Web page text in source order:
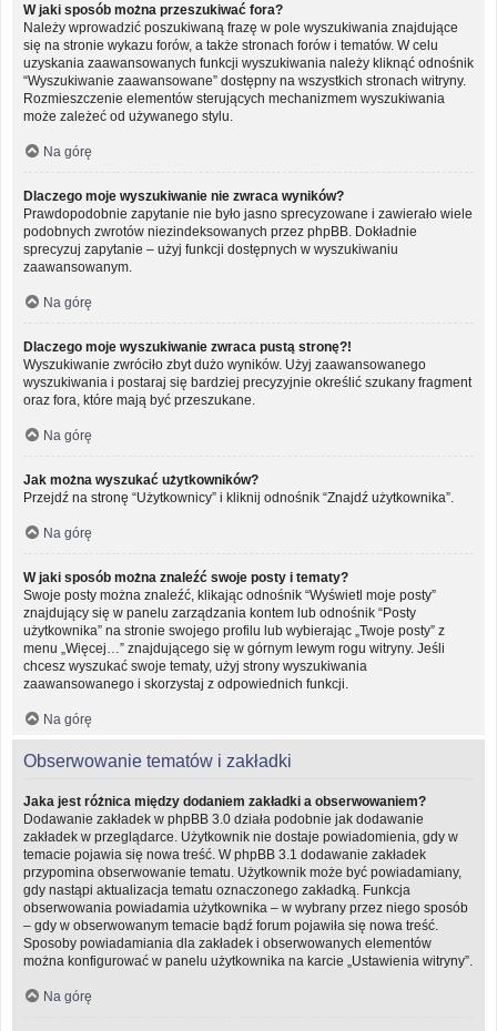
W jaki sposób można przeszukiwać fora?
Należy wprowadzić poszukiwaną frazę w pole wyszukiwania znajdujące
się na stronie wykazu forów, a także stronach forów i tematów. W celu
uzyskania zaawansowanych funkcji wyszukiwania należy kliknąć odnośnik
“Wyszukiwanie zaawansowane” dostępny na wszystkich stronach witryny.
Rozmieszczenie elementów sterujących mechanizmem wyszukiwania
może zależeć od używanego stylu.
Na górę
Dlaczego moje wyszukiwanie nie zwraca wyników?
Prawdopodobnie zapytanie nie było jasno sprecyzowane i zawierało wiele
podobnych zwrotów niezindeksowanych przez phpBB. Dokładnie
sprecyzuj zapytanie – użyj funkcji dostępnych w wyszukiwaniu
zaawansowanym.
Na górę
Dlaczego moje wyszukiwanie zwraca pustą stronę?!
Wyszukiwanie zwróciło zbyt dużo wyników. Użyj zaawansowanego
wyszukiwania i postaraj się bardziej precyzyjnie określić szukany fragment
oraz fora, które mają być przeszukane.
Na górę
Jak można wyszukać użytkowników?
Przejdź na stronę “Użytkownicy” i kliknij odnośnik “Znajdź użytkownika”.
Na górę
W jaki sposób można znaleźć swoje posty i tematy?
Swoje posty można znaleźć, klikając odnośnik “Wyświetl moje posty”
znajdujący się w panelu zarządzania kontem lub odnośnik “Posty
użytkownika” na stronie swojego profilu lub wybierając „Twoje posty” z
menu „Więcej…” znajdującego się w górnym lewym rogu witryny. Jeśli
chcesz wyszukać swoje tematy, użyj strony wyszukiwania
zaawansowanego i skorzystaj z odpowiednich funkcji.
Na górę
Obserwowanie tematów i zakładki
Jaka jest różnica między dodaniem zakładki a obserwowaniem?
Dodawanie zakładek w phpBB 3.0 działa podobnie jak dodawanie
zakładek w przeglądarce. Użytkownik nie dostaje powiadomienia, gdy w
temacie pojawia się nowa treść. W phpBB 3.1 dodawanie zakładek
przypomina obserwowanie tematu. Użytkownik może być powiadamiany,
gdy nastąpi aktualizacja tematu oznaczonego zakładką. Funkcja
obserwowania powiadamia użytkownika – w wybrany przez niego sposób
– gdy w obserwowanym temacie bądź forum pojawiła się nowa treść.
Sposoby powiadamiania dla zakładek i obserwowanych elementów
można konfigurować w panelu użytkownika na karcie „Ustawienia witryny”.
Na górę